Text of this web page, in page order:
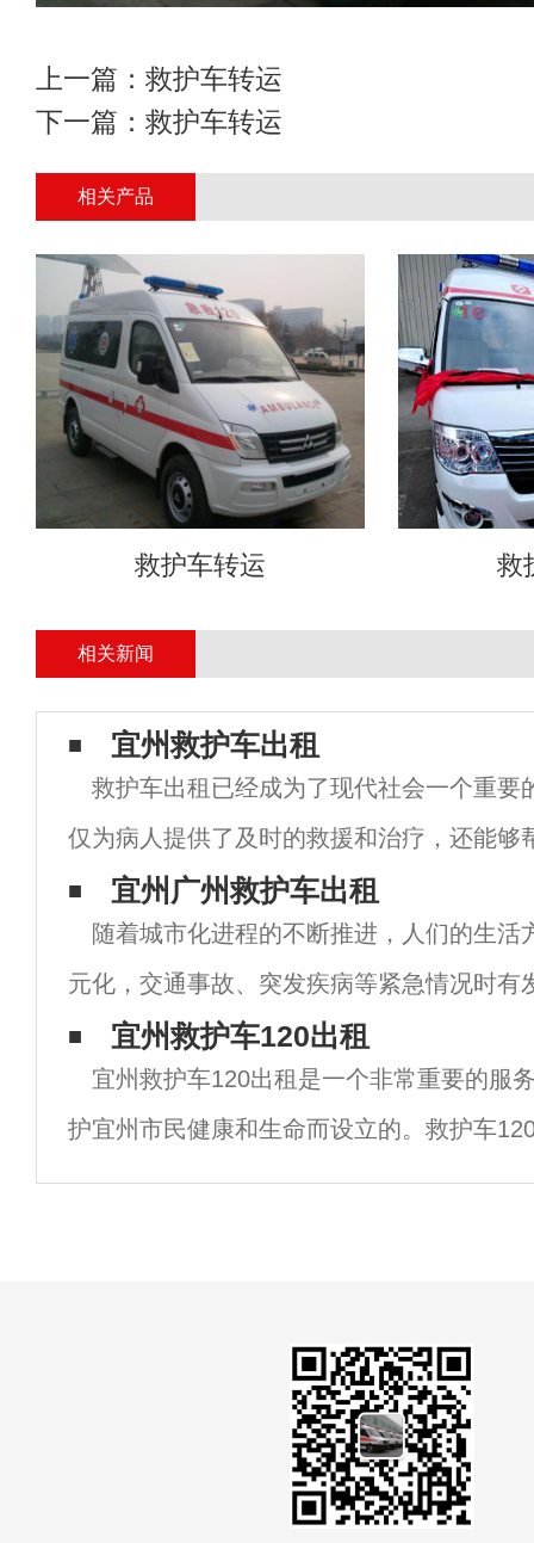
上一篇： 救护车转运
下一篇： 救护车转运
相关产品
救护车转运 救
相关新闻
宜州救护车出租
救护车出租已经成为了现代社会一个重要
仅为病人提供了及时的救援和治疗，还能够
情况下快速地到达医院或其他医疗设施。以
介绍的救护车出租的相关内容。救护车出租
宜州广州救护车出租
随着城市化进程的不断推进，人们的生活
元化，交通事故、突发疾病等紧急情况时有
情况下，救护车的重要性不言而喻。然而，
车的数量远远不能满足市民的需求，因此广
宜州救护车120出租
宜州救护车120出租是一个非常重要的服
护宜州市民健康和生命而设立的。救护车
急医疗服务，它提供专业的医疗技术和设备